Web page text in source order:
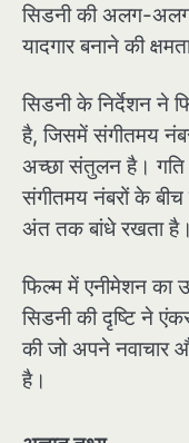
सिडनी की अलग-
यादगार बनाने की
सिडनी के निर्देशन ने
है, जिसमें संगीतमय
अच्छा संतुलन है। गति
संगीतमय नंबरों के
अंत तक बांधे रखता है।
फिल्म में एनीमेशन का
सिडनी की दृष्टि ने
की जो अपने नवाचार
है।